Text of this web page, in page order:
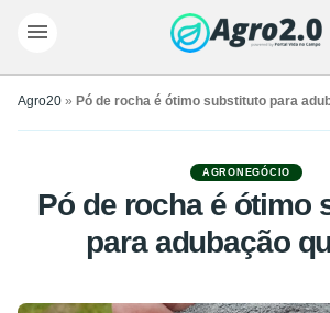
Agro20 » Pó de rocha é ótimo substituto para
AGRONEGÓCIO
Pó de rocha é ótimo
para adubação